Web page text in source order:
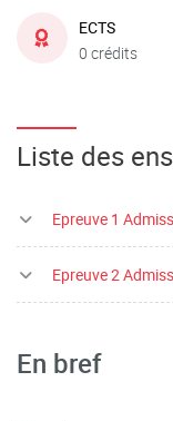
ECTS
0 crédits
Liste des
Epreuve 1
Epreuve 2
En bref